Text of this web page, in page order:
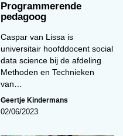
Programmerende
pedagoog
Caspar van Lissa is
universitair hoofddocent social
data science bij de afdeling
Methoden en Technieken
van…
Geertje Kindermans
02/06/2023